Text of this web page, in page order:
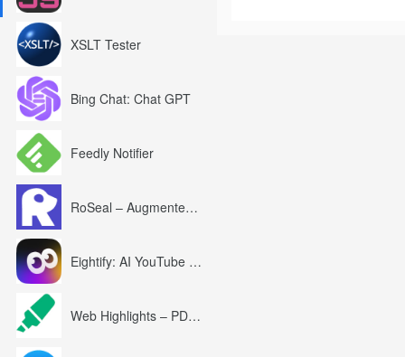
XSLT Tester
Bing Chat: Chat GPT
Feedly Notifier
RoSeal – Augmented Roblox Experience
Eightify: AI YouTube Summary with ChatGPT
Web Highlights – PDF & Web Highlighter